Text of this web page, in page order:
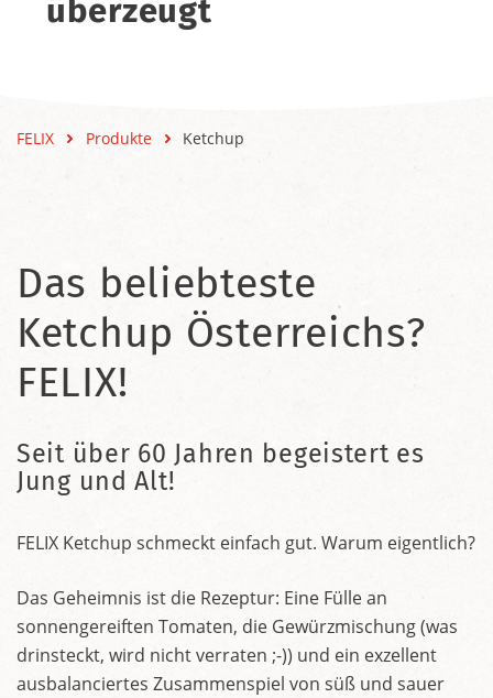
überzeugt
FELIX Produkte Ketchup
Das beliebteste
Ketchup Österreichs?
FELIX!
Seit über 60 Jahren begeistert es
Jung und Alt!
FELIX Ketchup schmeckt einfach gut. Warum eigentlich?
Das Geheimnis ist die Rezeptur: Eine Fülle an
sonnengereiften Tomaten, die Gewürzmischung (was
drinsteckt, wird nicht verraten ;-)) und ein exzellent
ausbalanciertes Zusammenspiel von süß und sauer